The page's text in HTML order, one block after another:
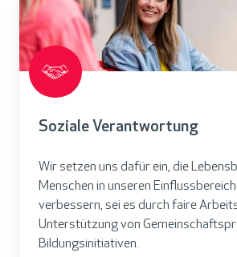
Soziale Verantwortung
Wir setzen uns dafür ein, die
Menschen in unseren
verbessern, sei es durch faire
Unterstützung von
Bildungsinitiativen.